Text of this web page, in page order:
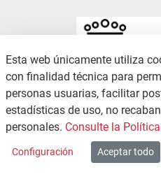
CONTACTO
Copyright © 2026 / Excmo.
Esta web únicamente utiliza
con finalidad técnica para
personas usuarias, facilitar
estadísticas de uso, no
personales. Consulte la
Configuración Aceptar todo